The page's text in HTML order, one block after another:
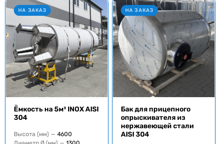
НА ЗАКАЗ
Ёмкость на 5м³ INOX AISI
304
Высота (мм) — 4600
НА ЗАКАЗ
Бак для прицепного
опрыскивателя из
нержавеющей стали
AISI 304